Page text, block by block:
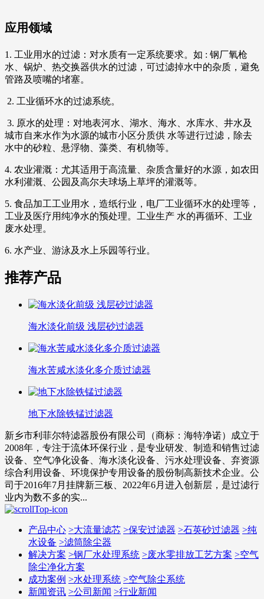
应用领域
1. 工业用水的过滤：对水质有一定系统要求。如 : 钢厂氧枪
水、锅炉、热交换器供水的过滤，可过滤掉水中的杂质，避免
管路及喷嘴的堵塞。
2. 工业循环水的过滤系统。
3. 原水的处理：对地表河水、湖水、海水、水库水、井水及
城市自来水作为水源的城市小区分质供 水等进行过滤，除去
水中的砂粒、悬浮物、藻类、有机物等。
4. 农业灌溉：尤其适用于高流量、杂质含量好的水源，如农田
水利灌溉、公园及高尔夫球场上草坪的灌溉等。
5. 食品加工工业用水，造纸行业，电厂工业循环水的处理等，
工业及医疗用纯净水的预处理。工业生产 水的再循环、工业
废水处理。
6. 水产业、游泳及水上乐园等行业。
推荐产品
海水淡化前级 浅层砂过滤器
海水苦咸水淡化多介质过滤器
地下水除铁锰过滤器
新乡市利菲尔特滤器股份有限公司（商标：海特净诺）成立于
2008年，专注于流体环保行业，是专业研发、制造和销售过滤
设备、空气净化设备、海水淡化设备、污水处理设备、弃资源
综合利用设备、环境保护专用设备的股份制高新技术企业。公
司于2016年7月挂牌新三板、2022年6月进入创新层，是过滤行
业内为数不多的实...
产品中心 >大流量滤芯 >保安过滤器 >石英砂过滤器 >纯
水设备 >滤筒除尘器
解决方案 >钢厂水处理系统 >废水零排放工艺方案 >空气
除尘净化方案
成功案例 >水处理系统 >空气除尘系统
新闻资讯 >公司新闻 >行业新闻